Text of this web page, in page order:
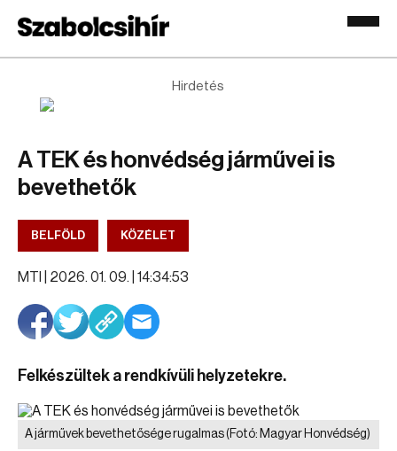
Hirdetés
A TEK és honvédség járművei is
bevethetők
BELFÖLD KÖZÉLET
MTI | 2026. 01. 09. | 14:34:53
Felkészültek a rendkívüli helyzetekre.
A járművek bevethetősége rugalmas(Fotó: Magyar Honvédség)